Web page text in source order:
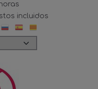
incluidos